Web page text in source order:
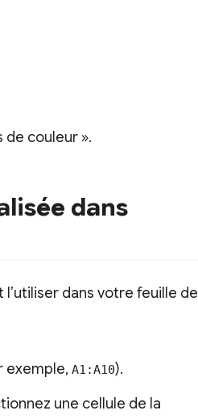
de couleur ».
dans
dans votre feuille de
exemple, A1:A10).
une cellule de la